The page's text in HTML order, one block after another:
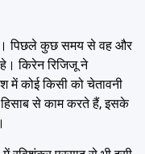
पिछले कुछ समय से वह और
किरेन रिजिजू ने
में कोई किसी को चेतावनी
से काम करते हैं, इसके